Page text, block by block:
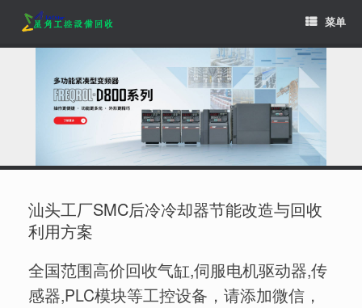
content
菜单
汕头工厂SMC后冷冷却器节能改造与回收
利用方案
全国范围高价回收气缸,伺服电机驱动器,传
感器,PLC模块等工控设备，请添加微信，